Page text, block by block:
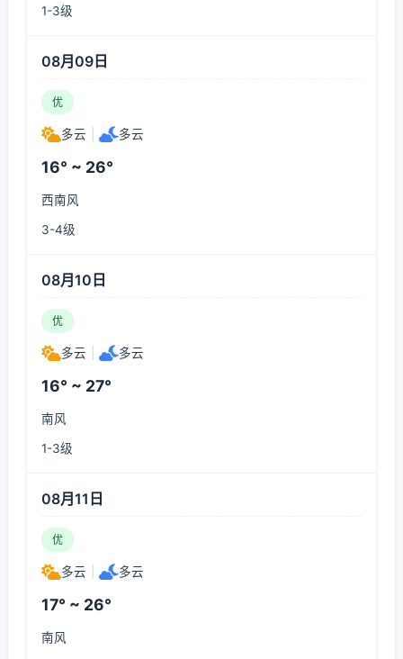
1-3级
08月09日
优
多云 多云
16° ~ 26°
西南风
3-4级
08月10日
优
多云 多云
16° ~ 27°
南风
1-3级
08月11日
优
多云 多云
17° ~ 26°
南风